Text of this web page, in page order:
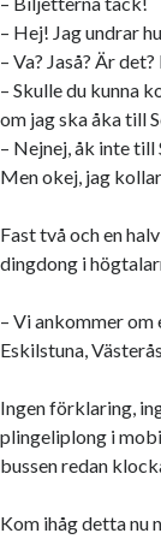
– Hej! Jag undrar
– Va? Jaså? Är
– Skulle du kunna
om jag ska åka till
– Nejnej, åk inte
Men okej, jag
Fast två och en
dingdong i
– Vi ankommer
Eskilstuna,
Ingen förklaring,
plingeliplong i
bussen redan
Kom ihåg detta nu